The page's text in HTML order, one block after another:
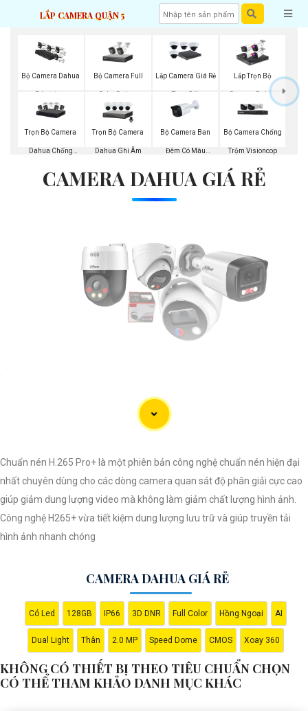
LẮP CAMERA QUẬN 5
Bộ Camera Dahua
Báo Động
Bộ Camera Full
Color Dahua
Lắp Camera Giá Rẻ
Trọn Gói
Lắp Trọn Bộ
Camera Dahua
Trọn Bộ Camera
Dahua Chống
Trọn Bộ Camera
Dahua Ghi Âm
Bộ Camera Ban
Đêm Có Màu
Bộ Camera Chống
Trộm Visioncop
CAMERA DAHUA GIÁ RẺ
Chuẩn nén H.265 Pro+ là một phiên bản công nghệ chuẩn nén hiện đại
nhất chuyên dùng cho các dòng camera quan sát độ phân giải cực cao
giúp giảm dung lượng video mà không làm giảm chất lượng hình ảnh.
Công nghệ H265+ vừa tiết kiệm dung lượng lưu trữ và giúp truyền tải
hình ảnh nhanh chóng
CAMERA DAHUA GIÁ RẺ
Có Led 128GB IP66 3D DNR Full Color Hồng Ngoại AI
Dual Light Thân 2.0 MP Speed Dome CMOS Xoay 360
KHÔNG CÓ THIẾT BỊ THEO TIÊU CHUẨN CHỌN
CÓ THỂ THAM KHẢO DANH MỤC KHÁC